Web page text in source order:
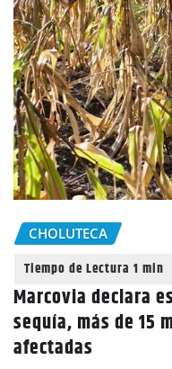
CHOLUTECA
Marcovia declara
sequía, más de 15
afectadas